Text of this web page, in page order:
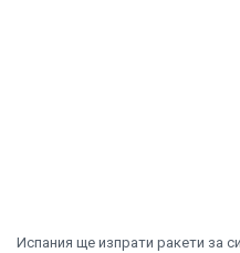
Испания ще изпрати ракети за